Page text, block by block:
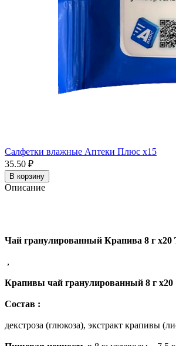
Салфетки влажные Аптеки Плюс x15
35.50 ₽
В корзину
Описание
Чай гранулированный Крапива 8 г
,
Крапивы чай гранулированный 8 г x20
Состав :
декстроза (глюкоза), экстракт крапивы